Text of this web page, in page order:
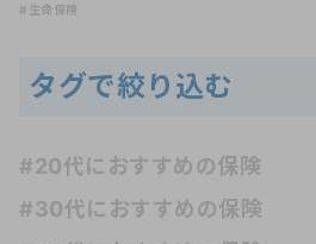
#生命保険
タグで絞り込む
#20代におすすめの保険
#30代におすすめの保険